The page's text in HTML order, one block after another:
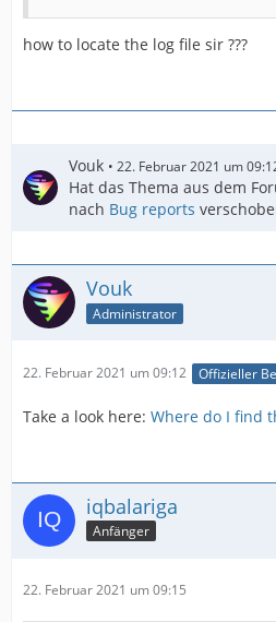
how to locate the log file sir ???
Vouk 22. Februar 2021 um
Hat das Thema aus dem
nach Bug reports
Vouk
Administrator
22. Februar 2021 um 09:12 Offizieller
Take a look here: Where do I find
iqbalariga
Anfänger
22. Februar 2021 um 09:15